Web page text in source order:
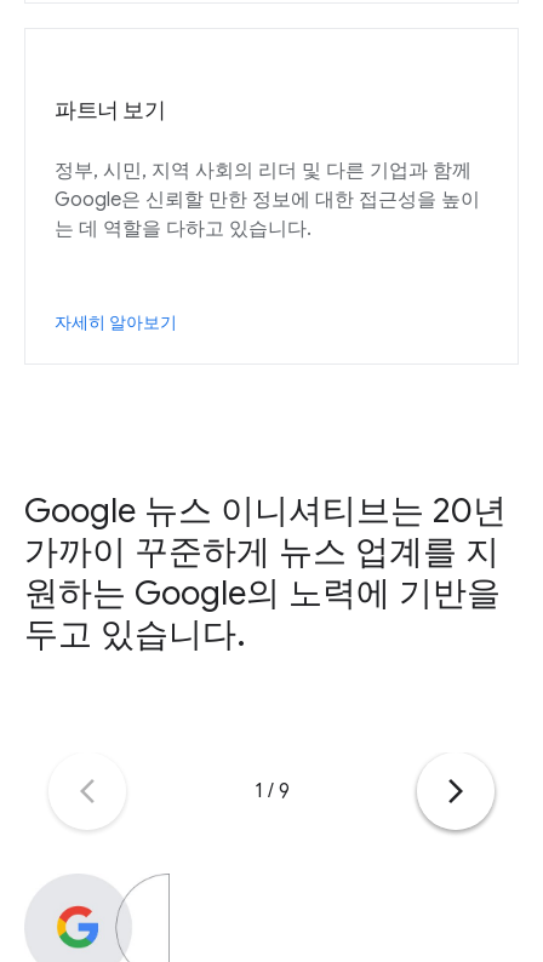
파트너 보기
정부, 시민, 지역 사회의 리더 및 다른 기업과 함께
Google은 신뢰할 만한 정보에 대한 접근성을 높이
는 데 역할을 다하고 있습니다.
자세히 알아보기
Google 뉴스 이니셔티브는 20년
가까이 꾸준하게 뉴스 업계를 지
원하는 Google의 노력에 기반을
두고 있습니다.
1 / 9
arrow_back_ios_new arrow_forward_ios